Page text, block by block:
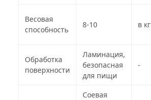
Весовая
способность
8-10 в кг
Обработка
поверхности
Ламинация,
безопасная
для пищи
-
Соевая